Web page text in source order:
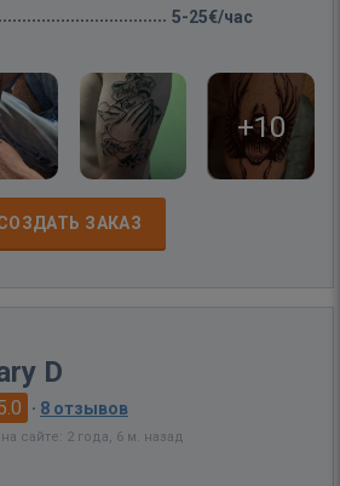
5-25€/час
+10
ЗАКАЗ
D
· 8 отзывов
сайте: 2 года, 6 м. назад